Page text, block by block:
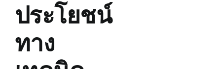
ประโยชน์
ทาง